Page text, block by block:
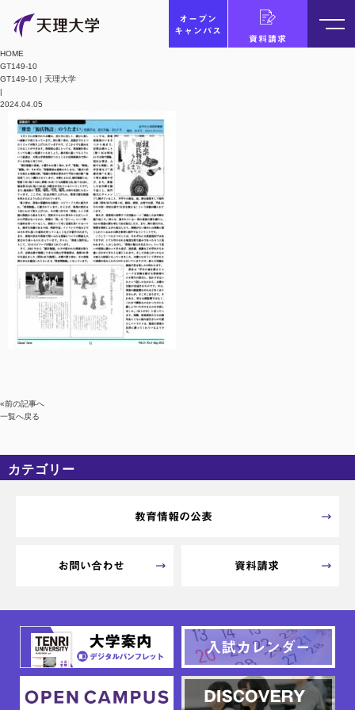
オープン
キャンパス
資料請求
HOME
GT149-10
GT149-10 | 天理大学
|
2024.04.05
«前の記事へ
一覧へ戻る
カテゴリー
教育情報の公表
お問い合わせ 資料請求